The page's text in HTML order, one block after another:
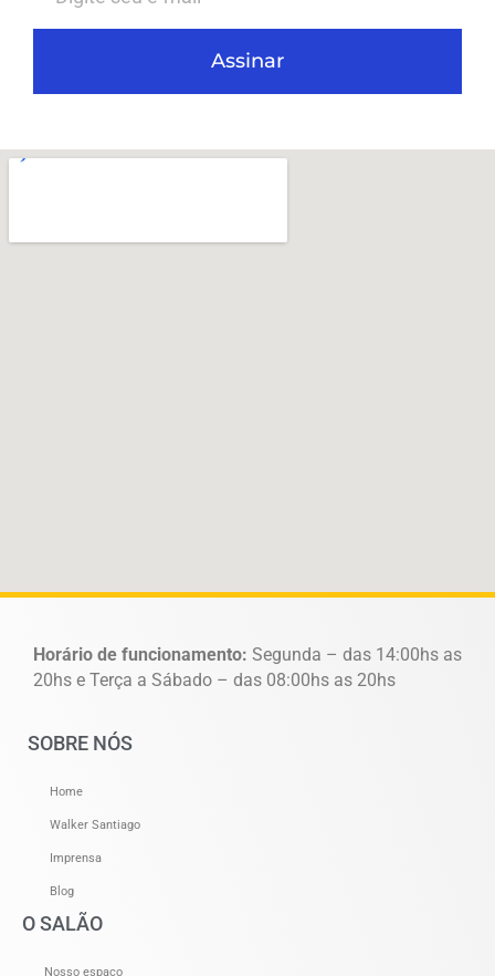
Assinar
Horário de funcionamento: Segunda – das 14:00hs as
20hs e Terça a Sábado – das 08:00hs as 20hs
SOBRE NÓS
Home
Walker Santiago
Imprensa
Blog
O SALÃO
Nosso espaço